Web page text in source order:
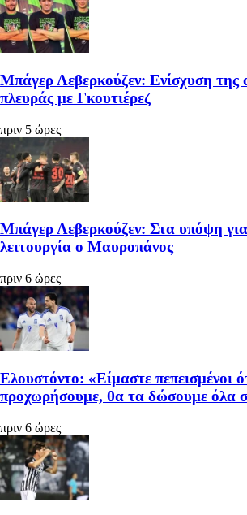
Μπάγερ Λεβερκούζεν: Ενίσχυση της
πλευράς με Γκουτιέρεζ
πριν 5 ώρες
Μπάγερ Λεβερκούζεν: Στα υπόψη
λειτουργία ο Μαυροπάνος
πριν 6 ώρες
Ελουστόντο: «Είμαστε πεπεισμένοι
προχωρήσουμε, θα τα δώσουμε όλα
πριν 6 ώρες